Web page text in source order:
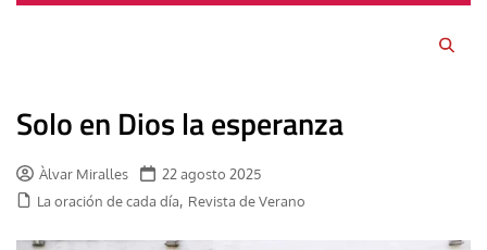
Solo en Dios la esperanza
Àlvar Miralles
22 agosto 2025
La oración de cada día, Revista de Verano